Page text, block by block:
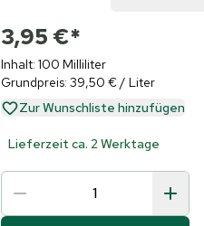
3,95 €*
Inhalt: 100 Milliliter
Grundpreis: 39,50 € / Liter
Zur Wunschliste hinzufügen
Lieferzeit ca. 2 Werktage